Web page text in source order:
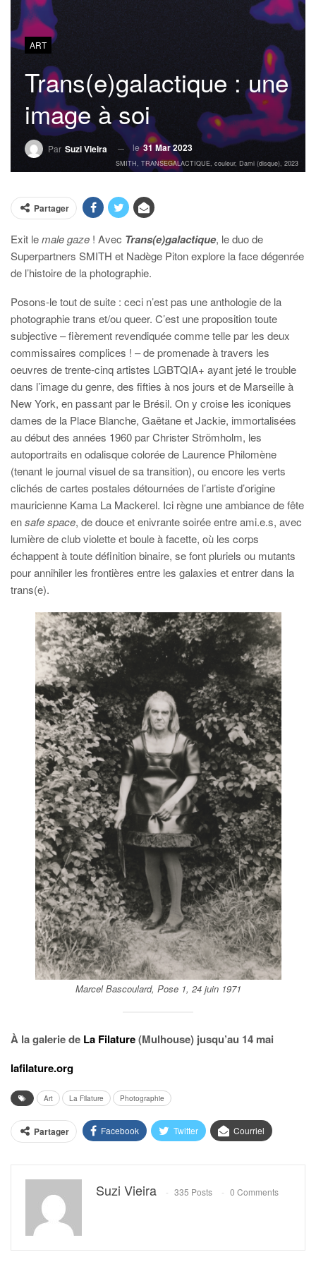
ART
Trans(e)galactique : une
image à soi
Par Suzi Vieira le31 Mar 2023
SMITH, TRANSEGALACTIQUE, couleur, Dami (disque), 2023
Partager
Exit lemale gaze ! Avec Trans(e)galactique, le duo de
Superpartners SMITH et Nadège Piton explore la face dégenrée
de l’histoire de la photographie.
Posons-le tout de suite : ceci n’est pas une anthologie de la
photographie trans et/ou queer. C’est une proposition toute
subjective – fièrement revendiquée comme telle par les deux
commissaires complices ! – de promenade à travers les
oeuvres de trente-cinq artistes LGBTQIA+ ayant jeté le trouble
dans l’image du genre, des fifties à nos jours et de Marseille à
New York, en passant par le Brésil. On y croise les iconiques
dames de la Place Blanche, Gaëtane et Jackie, immortalisées
au début des années 1960 par Christer Strömholm, les
autoportraits en odalisque colorée de Laurence Philomène
(tenant le journal visuel de sa transition), ou encore les verts
clichés de cartes postales détournées de l’artiste d’origine
mauricienne Kama La Mackerel. Ici règne une ambiance de fête
ensafe space, de douce et enivrante soirée entre ami.e.s, avec
lumière de club violette et boule à facette, où les corps
échappent à toute définition binaire, se font pluriels ou mutants
pour annihiler les frontières entre les galaxies et entrer dans la
trans(e).
Marcel Bascoulard, Pose 1, 24 juin 1971
À la galerie de La Filature(Mulhouse) jusqu’au 14 mai
lafilature.org
Art La Filature Photographie
Partager Facebook Twitter Courriel
Suzi Vieira 335 Posts 0 Comments